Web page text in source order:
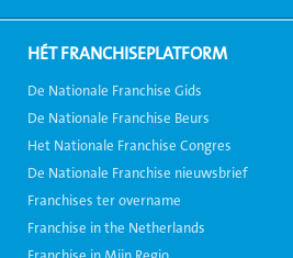
HÉT FRANCHISEPLATFORM
De Nationale Franchise Gids
De Nationale Franchise Beurs
Het Nationale Franchise Congres
De Nationale Franchise nieuwsbrief
Franchises ter overname
Franchise in the Netherlands